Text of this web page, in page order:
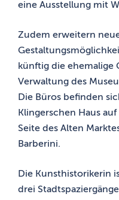
eine Ausstellung mit
Zudem erweitern
künftig die ehemalige
Verwaltung des
Die Büros befinden
Klingerschen Haus
Seite des Alten
Barberini.
Die Kunsthistorikerin
drei